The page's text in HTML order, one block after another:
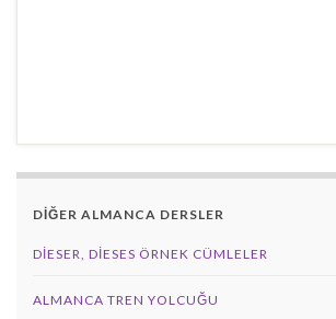
DİĞER ALMANCA DERSLER
DIESER, DIESES ÖRNEK CÜMLELER
ALMANCA TREN YOLCUĞU